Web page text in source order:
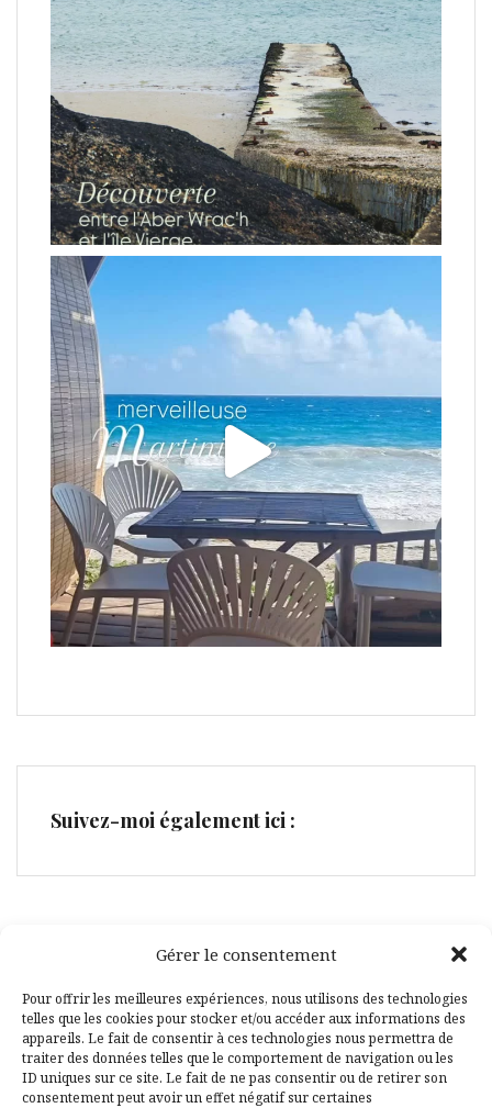
Gérer le consentement
Pour offrir les meilleures expériences, nous utilisons des technologies
telles que les cookies pour stocker et/ou accéder aux informations des
appareils. Le fait de consentir à ces technologies nous permettra de
traiter des données telles que le comportement de navigation ou les
ID uniques sur ce site. Le fait de ne pas consentir ou de retirer son
consentement peut avoir un effet négatif sur certaines
Suivez-moi également ici :
Facebook
Pinterest